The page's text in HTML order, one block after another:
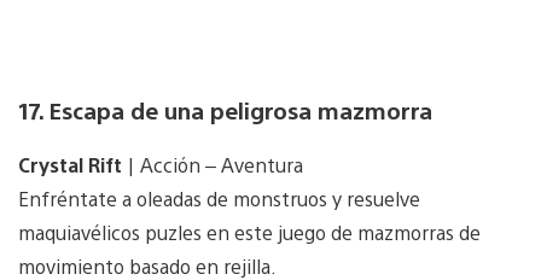
17. Escapa de una peligrosa mazmorra
Crystal Rift | Acción – Aventura
Enfréntate a oleadas de monstruos y resuelve
maquiavélicos puzles en este juego de mazmorras de
movimiento basado en rejilla.